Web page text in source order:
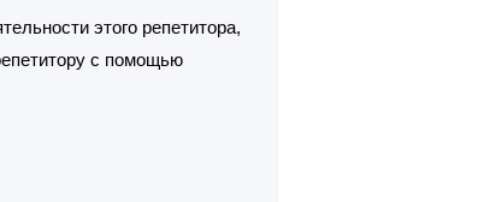
этого репетитора,
с помощью